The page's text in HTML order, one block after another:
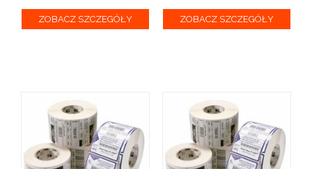
ZOBACZ SZCZEGÓŁY ZOBACZ SZCZEGÓŁY